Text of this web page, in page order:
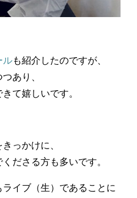
ルも紹介したのですが、
あり、
て嬉しいです。
っかけに、
ださる方も多いです。
イブ（生）であることに